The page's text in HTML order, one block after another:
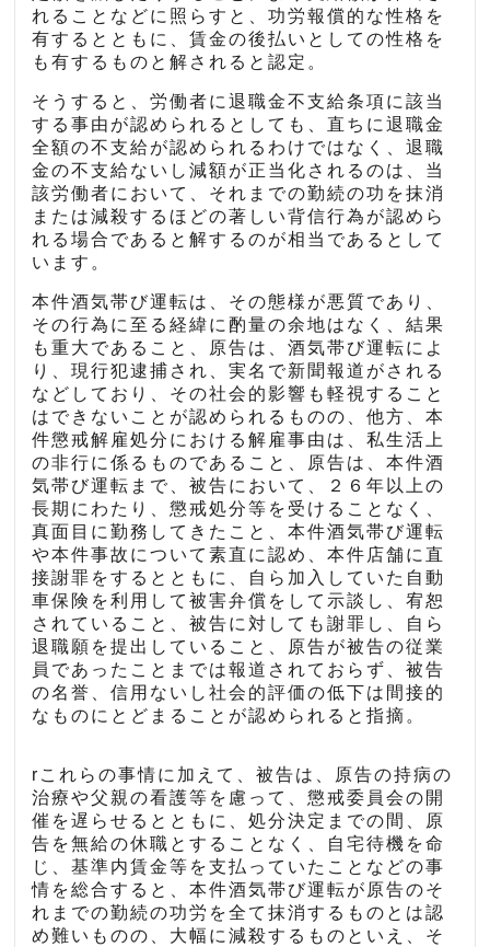
れることなどに照らすと、功労報償的な性格を
有するとともに、賃金の後払いとしての性格を
も有するものと解されると認定。
そうすると、労働者に退職金不支給条項に該当
する事由が認められるとしても、直ちに退職金
全額の不支給が認められるわけではなく、退職
金の不支給ないし減額が正当化されるのは、当
該労働者において、それまでの勤続の功を抹消
または減殺するほどの著しい背信行為が認めら
れる場合であると解するのが相当であるとして
います。
本件酒気帯び運転は、その態様が悪質であり、
その行為に至る経緯に酌量の余地はなく、結果
も重大であること、原告は、酒気帯び運転によ
り、現行犯逮捕され、実名で新聞報道がされる
などしており、その社会的影響も軽視すること
はできないことが認められるものの、他方、本
件懲戒解雇処分における解雇事由は、私生活上
の非行に係るものであること、原告は、本件酒
気帯び運転まで、被告において、２６年以上の
長期にわたり、懲戒処分等を受けることなく、
真面目に勤務してきたこと、本件酒気帯び運転
や本件事故について素直に認め、本件店舗に直
接謝罪をするとともに、自ら加入していた自動
車保険を利用して被害弁償をして示談し、宥恕
されていること、被告に対しても謝罪し、自ら
退職願を提出していること、原告が被告の従業
員であったことまでは報道されておらず、被告
の名誉、信用ないし社会的評価の低下は間接的
なものにとどまることが認められると指摘。
rこれらの事情に加えて、被告は、原告の持病の
治療や父親の看護等を慮って、懲戒委員会の開
催を遅らせるとともに、処分決定までの間、原
告を無給の休職とすることなく、自宅待機を命
じ、基準内賃金等を支払っていたことなどの事
情を総合すると、本件酒気帯び運転が原告のそ
れまでの勤続の功労を全て抹消するものとは認
め難いものの、大幅に減殺するものといえ、そ